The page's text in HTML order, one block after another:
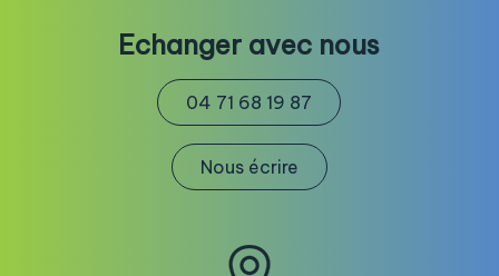
Echanger avec nous
04 71 68 19 87
Nous écrire